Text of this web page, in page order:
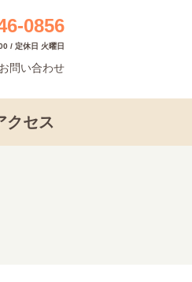
0856
/ 定休日 火曜日
お問い合わせ
クセス